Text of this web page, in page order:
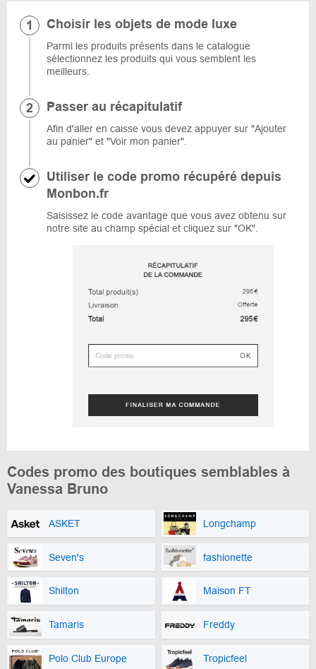
Choisir les objets de mode luxe
Parmi les produits présents dans le catalogue
sélectionnez les produits qui vous semblent les
meilleurs.
Passer au récapitulatif
Afin d'aller en caisse vous devez appuyer sur "Ajouter
au panier" et "Voir mon panier".
Utiliser le code promo récupéré depuis
Monbon.fr
Saisissez le code avantage que vous avez obtenu sur
notre site au champ spécial et cliquez sur "OK".
Codes promo des boutiques semblables à
Vanessa Bruno
ASKET Longchamp
Seven's fashionette
Shilton Maison FT
Tamaris Freddy
Polo Club Europe Tropicfeel